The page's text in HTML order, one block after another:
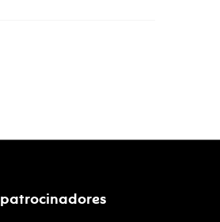
patrocinadores